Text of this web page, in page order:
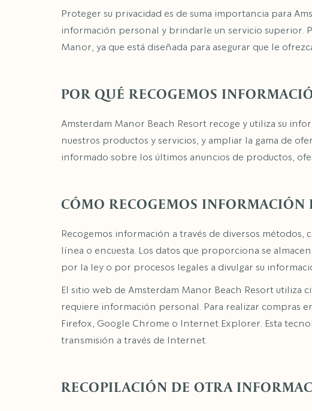
Proteger su privacidad es de suma importancia para
información personal y brindarle un servicio superior.
Manor, ya que está diseñada para asegurar que le
POR QUÉ RECOGEMOS
Amsterdam Manor Beach Resort recoge y utiliza su
nuestros productos y servicios, y ampliar la gama de
informado sobre los últimos anuncios de productos,
CÓMO RECOGEMOS INFORMACIÓN
Recogemos información a través de diversos
línea o encuesta. Los datos que proporciona se
por la ley o por procesos legales a divulgar su
El sitio web de Amsterdam Manor Beach Resort utiliza
requiere información personal. Para realizar compras
Firefox, Google Chrome o Internet Explorer. Esta
transmisión a través de Internet.
RECOPILACIÓN DE OTRA